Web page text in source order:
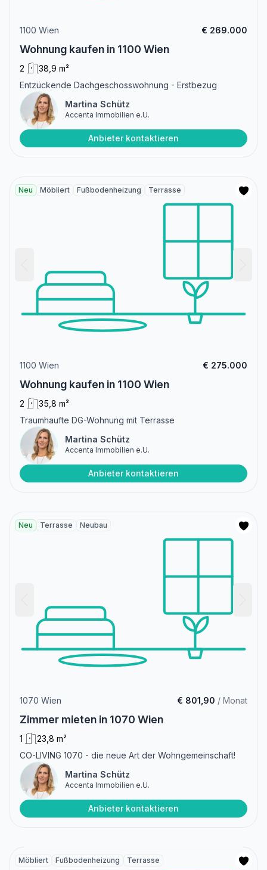
1100 Wien € 269.000
Wohnung kaufen in 1100 Wien
2
38,9 m²
Entzückende Dachgeschosswohnung - Erstbezug
Martina Schütz
Accenta Immobilien e.U.
Anbieter kontaktieren
Neu Möbliert Fußbodenheizung Terrasse
1100 Wien € 275.000
Wohnung kaufen in 1100 Wien
2
35,8 m²
Traumhaufte DG-Wohnung mit Terrasse
Martina Schütz
Accenta Immobilien e.U.
Anbieter kontaktieren
Neu Terrasse Neubau
1070 Wien € 801,90 / Monat
Zimmer mieten in 1070 Wien
1
23,8 m²
CO-LIVING 1070 - die neue Art der Wohngemeinschaft!
Martina Schütz
Accenta Immobilien e.U.
Anbieter kontaktieren
Möbliert Fußbodenheizung Terrasse